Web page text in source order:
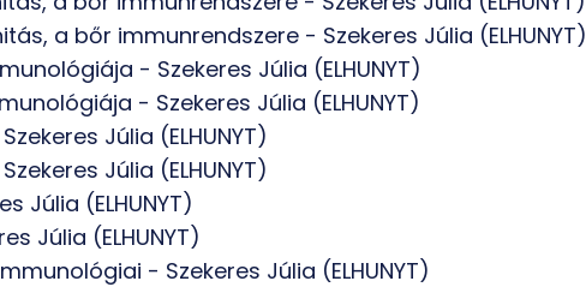
a bőr immunrendszere - Szekeres Júlia (ELHUNYT)
- Szekeres Júlia (ELHUNYT)
- Szekeres Júlia (ELHUNYT)
Júlia (ELHUNYT)
Júlia (ELHUNYT)
Júlia (ELHUNYT)
Júlia (ELHUNYT)
- Szekeres Júlia (ELHUNYT)